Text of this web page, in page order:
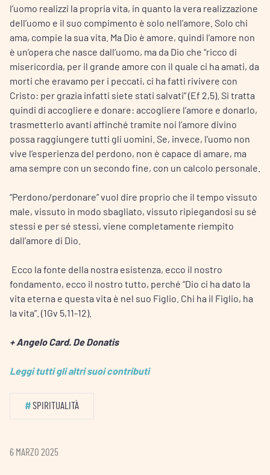
l’uomo realizzi la propria vita, in quanto la vera realizzazione
dell’uomo e il suo compimento è solo nell’amore. Solo chi
ama, compie la sua vita. Ma Dio è amore, quindi l’amore non
è un’opera che nasce dall’uomo, ma da Dio che “ricco di
misericordia, per il grande amore con il quale ci ha amati, da
morti che eravamo per i peccati, ci ha fatti rivivere con
Cristo: per grazia infatti siete stati salvati” (Ef 2,5). Si tratta
quindi di accogliere e donare: accogliere l’amore e donarlo,
trasmetterlo avanti affinché tramite noi l’amore divino
possa raggiungere tutti gli uomini. Se, invece, l’uomo non
vive l’esperienza del perdono, non è capace di amare, ma
ama sempre con un secondo fine, con un calcolo personale.
“Perdono/perdonare” vuol dire proprio che il tempo vissuto
male, vissuto in modo sbagliato, vissuto ripiegandosi su sé
stessi e per sé stessi, viene completamente riempito
dall’amore di Dio.
Ecco la fonte della nostra esistenza, ecco il nostro
fondamento, ecco il nostro tutto, perché “Dio ci ha dato la
vita eterna e questa vita è nel suo Figlio. Chi ha il Figlio, ha
la vita”. (1Gv 5,11-12).
+ Angelo Card. De Donatis
Leggi tutti gli altri suoi contributi
#SPIRITUALITÀ
6 MARZO 2025